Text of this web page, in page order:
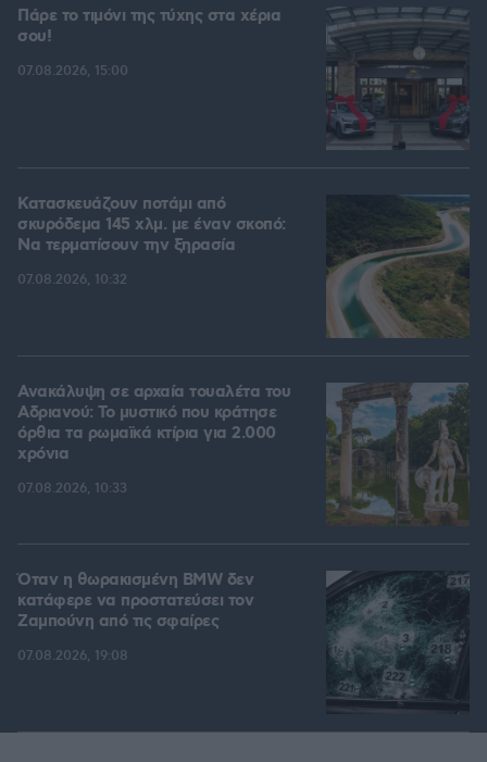
Πάρε το τιμόνι της τύχης στα χέρια
σου!
07.08.2026, 15:00
Κατασκευάζουν ποτάμι από
σκυρόδεμα 145 χλμ. με έναν σκοπό:
Να τερματίσουν την ξηρασία
07.08.2026, 10:32
Ανακάλυψη σε αρχαία τουαλέτα του
Αδριανού: Το μυστικό που κράτησε
όρθια τα ρωμαϊκά κτίρια για 2.000
χρόνια
07.08.2026, 10:33
Όταν η θωρακισμένη BMW δεν
κατάφερε να προστατεύσει τον
Ζαμπούνη από τις σφαίρες
07.08.2026, 19:08